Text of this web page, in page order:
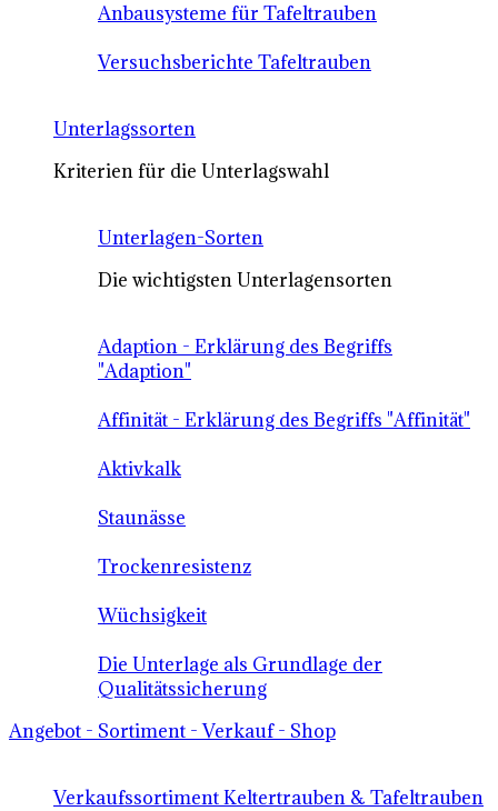
Anbausysteme für Tafeltrauben
Versuchsberichte Tafeltrauben
Unterlagssorten
Kriterien für die Unterlagswahl
Unterlagen-Sorten
Die wichtigsten Unterlagensorten
Adaption - Erklärung des Begriffs
"Adaption"
Affinität - Erklärung des Begriffs "Affinität"
Aktivkalk
Staunässe
Trockenresistenz
Wüchsigkeit
Die Unterlage als Grundlage der
Qualitätssicherung
Angebot - Sortiment - Verkauf - Shop
Verkaufssortiment Keltertrauben & Tafeltrauben